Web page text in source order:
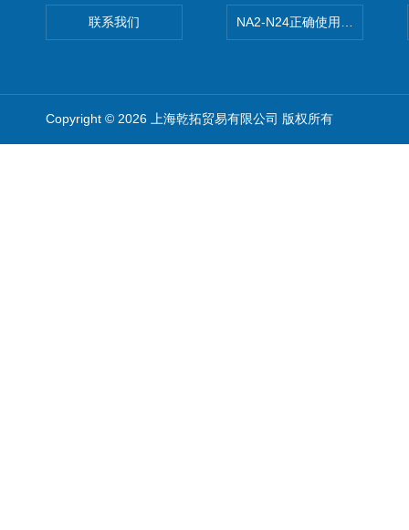
联系我们 NA2-N24正确使用松下安全光
Copyright © 2026 上海乾拓贸易有限公司 版权所有